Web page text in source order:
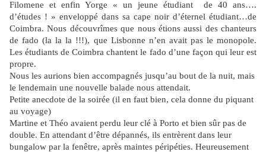
Filomene et enfin Yorge « un jeune étudiant de 40 ans….
d’études ! » enveloppé dans sa cape noir d’éternel étudiant…de
Coimbra. Nous découvrîmes que nous étions aussi des chanteurs
de fado (la la la !!!), que Lisbonne n’en avait pas le monopole.
Les étudiants de Coimbra chantent le fado d’une façon qui leur est
propre.
Nous les aurions bien accompagnés jusqu’au bout de la nuit, mais
le lendemain une nouvelle balade nous attendait.
Petite anecdote de la soirée (il en faut bien, cela donne du piquant
au voyage)
Martine et Théo avaient perdu leur clé à Porto et bien sûr pas de
double. En attendant d’être dépannés, ils entrèrent dans leur
bungalow par la fenêtre, après maintes péripéties. Heureusement